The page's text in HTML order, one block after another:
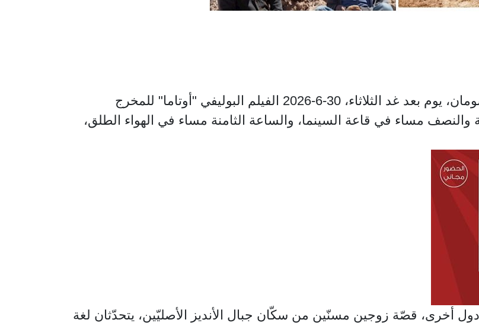
تعرض لجنة السينما في مؤسسة عبد الحميد شومان، يوم بعد غد الثلاثاء، 30-6-2026 الفيلم البوليفي "أوتاما" للمخرج
والنصف مساء في قاعة السينما، والساعة الثامنة مساء في الهواء الطلق،
دول أخرى، قصّة زوجين مسنّين من سكّان جبال الأنديز الأصليّين، يتحدّثان لغة